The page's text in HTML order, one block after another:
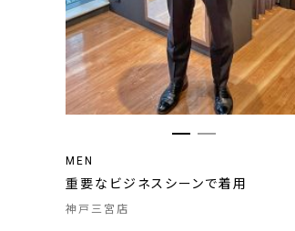
MEN
重要なビジネスシーンで着用
神戸三宮店